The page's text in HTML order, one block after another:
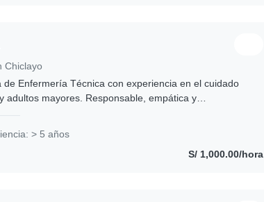
Chiclayo
de Enfermería Técnica con experiencia en el cuidado
adultos mayores. Responsable, empática y
> 5 años
S/ 1,000.00/hora